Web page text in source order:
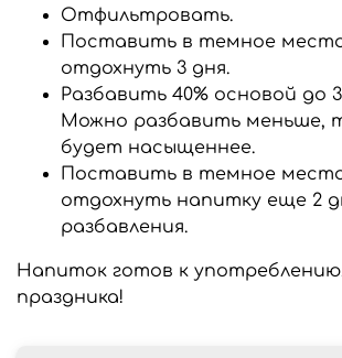
Отфильтровать.
Поставить в темное
отдохнуть 3 дня.
Разбавить 40% основой до
Можно разбавить меньше,
будет насыщеннее.
Поставить в темное
отдохнуть напитку еще 2
разбавления.
Напиток готов к
праздника!